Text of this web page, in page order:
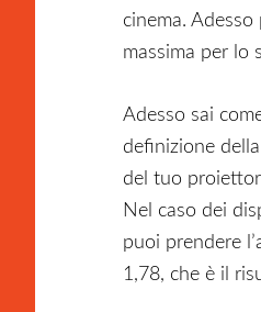
cinema.
massima per lo
Adesso sai
definizione
del tuo
Nel caso dei
puoi prendere
1,78, che è il